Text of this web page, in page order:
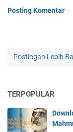
Posting Komentar
Postingan Lebih
TERPOPULAR